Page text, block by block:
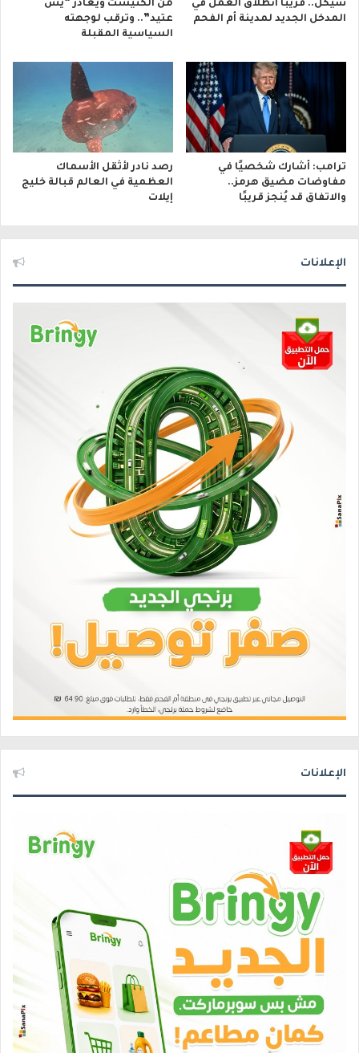
شيكل.. قريبًا انطلاق العمل في
المدخل الجديد لمدينة أم الفحم
من الكنيست ويغادر “يش
عتيد”.. وترقب لوجهته
السياسية المقبلة
ترامب: أشارك شخصيًا في
مفاوضات مضيق هرمز..
والاتفاق قد يُنجز قريبًا
رصد نادر لأثقل الأسماك
العظمية في العالم قبالة خليج
إيلات
الإعلانات
الإعلانات